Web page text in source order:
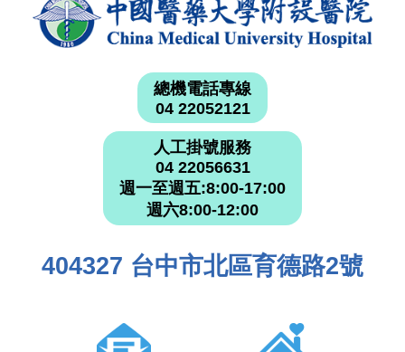
總機電話專線
04 22052121
人工掛號服務
04 22056631
週一至週五:8:00-17:00
週六8:00-12:00
404327 台中市北區育德路2號